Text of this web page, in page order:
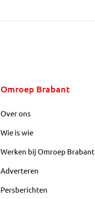
Omroep Brabant
Over ons
Wie is wie
Werken bij Omroep Brabant
Adverteren
Persberichten